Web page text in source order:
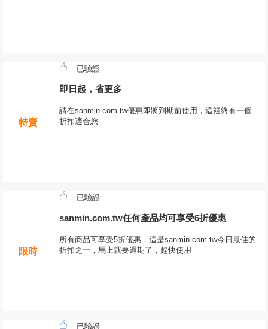
特賣
已驗證
即日起，省更多
請在sanmin.com.tw優惠即將到期前使用，這裡終有一個
折扣適合您
限時
已驗證
sanmin.com.tw任何產品均可享受6折優惠
所有商品可享受5折優惠，這是sanmin.com.tw今日最佳的
折扣之一，馬上就要過期了，趕快使用
已驗證